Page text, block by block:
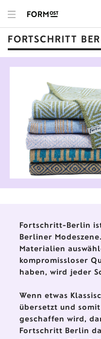
FORTSCHRITT
Fortschritt-Berlin
Berliner
Materialien
kompromissloser
haben, wird jeder
Wenn etwas
übersetzt und
geschaffen wird,
Fortschritt Berlin